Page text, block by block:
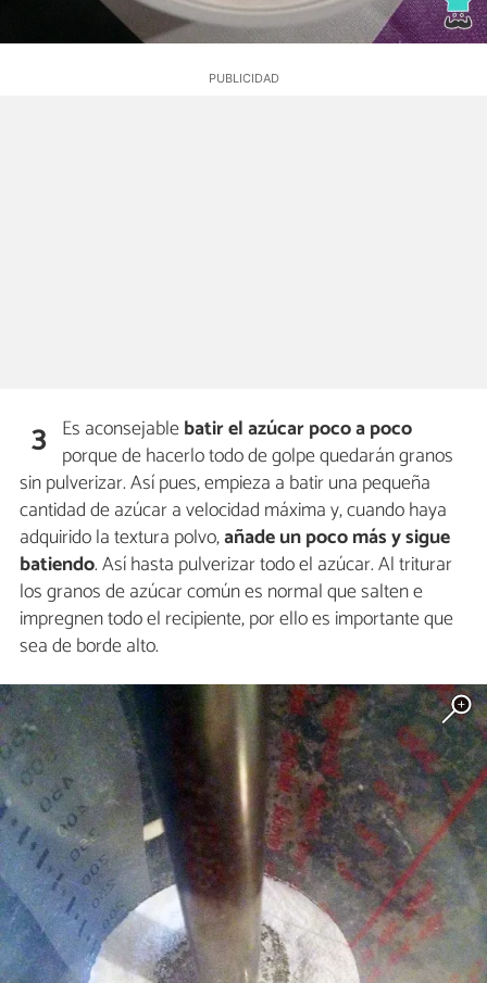
3 Es aconsejablebatir el azúcar poco a poco
porque de hacerlo todo de golpe quedarán granos
sin pulverizar. Así pues, empieza a batir una pequeña
cantidad de azúcar a velocidad máxima y, cuando haya
adquirido la textura polvo,añade un poco más y sigue
batiendo. Así hasta pulverizar todo el azúcar. Al triturar
los granos de azúcar común es normal que salten e
impregnen todo el recipiente, por ello es importante que
sea de borde alto.